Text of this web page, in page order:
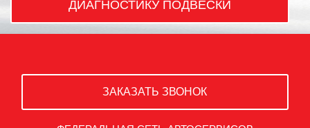
ДИАГНОСТИКУ ПОДВЕСКИ
ЗАКАЗАТЬ ЗВОНОК